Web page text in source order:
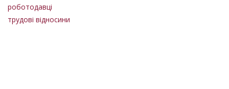
роботодавці
трудові відносини